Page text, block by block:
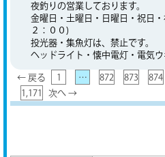
夜釣りの営業しております。
金曜日・土曜日・日曜日・祝日
２：００)
投光器・集魚灯は、禁止です。
ヘッドライト・懐中電灯・電気ウ
← 戻る 1 … 872 873 874
1,171
次へ →